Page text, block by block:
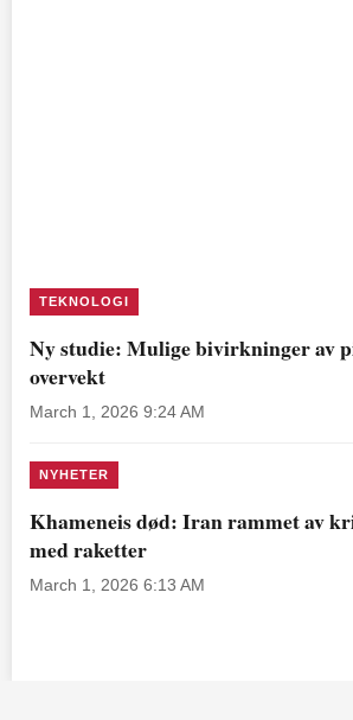
TEKNOLOGI
Ny studie: Mulige bivirkninger av
overvekt
March 1, 2026 9:24 AM
NYHETER
Khameneis død: Iran rammet av
med raketter
March 1, 2026 6:13 AM